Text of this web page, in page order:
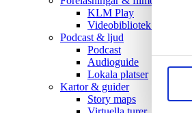
KLM Play
Videobibliotek (Youtube)
Podcast & ljud
Podcast
Audioguide
Lokala platser
Kartor & guider
Story maps